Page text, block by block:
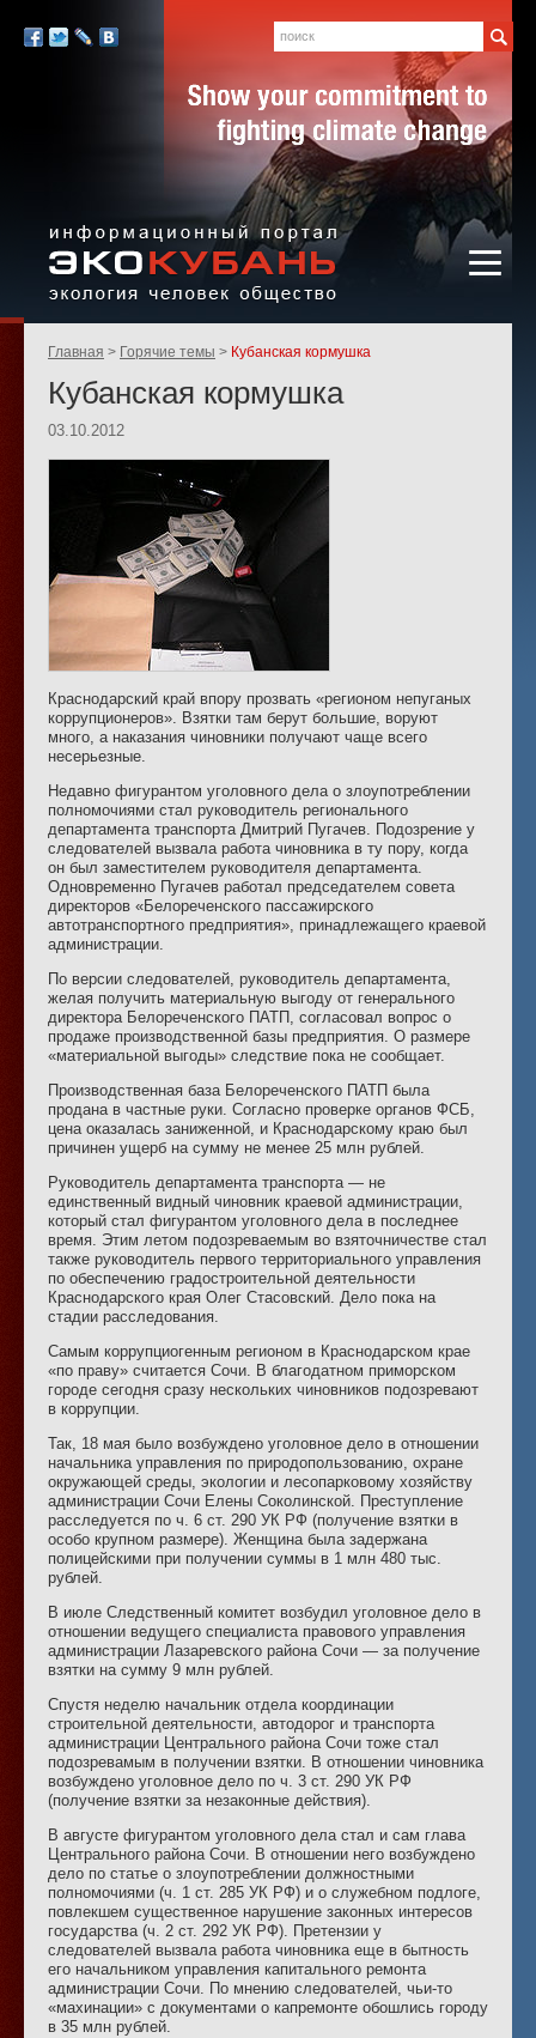
«ЭКО-КУБАНЬ»
человек,
общество
Родительские
Главная Горячие темы Кубанская кормушка
Кубанская кормушка
03.10.2012
Краснодарский край впору прозвать «регионом непуганых
коррупционеров». Взятки там берут большие, воруют
много, а наказания чиновники получают чаще всего
несерьезные.
Недавно фигурантом уголовного дела о злоупотреблении
полномочиями стал руководитель регионального
департамента транспорта Дмитрий Пугачев. Подозрение у
следователей вызвала работа чиновника в ту пору, когда
он был заместителем руководителя департамента.
Одновременно Пугачев работал председателем совета
директоров «Белореченского пассажирского
автотранспортного предприятия», принадлежащего краевой
администрации.
По версии следователей, руководитель департамента,
желая получить материальную выгоду от генерального
директора Белореченского ПАТП, согласовал вопрос о
продаже производственной базы предприятия. О размере
«материальной выгоды» следствие пока не сообщает.
Производственная база Белореченского ПАТП была
продана в частные руки. Согласно проверке органов ФСБ,
цена оказалась заниженной, и Краснодарскому краю был
причинен ущерб на сумму не менее 25 млн рублей.
Руководитель департамента транспорта — не
единственный видный чиновник краевой администрации,
который стал фигурантом уголовного дела в последнее
время. Этим летом подозреваемым во взяточничестве стал
также руководитель первого территориального управления
по обеспечению градостроительной деятельности
Краснодарского края Олег Стасовский. Дело пока на
стадии расследования.
Самым коррупциогенным регионом в Краснодарском крае
«по праву» считается Сочи. В благодатном приморском
городе сегодня сразу нескольких чиновников подозревают
в коррупции.
Так, 18 мая было возбуждено уголовное дело в отношении
начальника управления по природопользованию, охране
окружающей среды, экологии и лесопарковому хозяйству
администрации Сочи Елены Соколинской. Преступление
расследуется по ч. 6 ст. 290 УК РФ (получение взятки в
особо крупном размере). Женщина была задержана
полицейскими при получении суммы в 1 млн 480 тыс.
рублей.
В июле Следственный комитет возбудил уголовное дело в
отношении ведущего специалиста правового управления
администрации Лазаревского района Сочи — за получение
взятки на сумму 9 млн рублей.
Спустя неделю начальник отдела координации
строительной деятельности, автодорог и транспорта
администрации Центрального района Сочи тоже стал
подозревамым в получении взятки. В отношении чиновника
возбуждено уголовное дело по ч. 3 ст. 290 УК РФ
(получение взятки за незаконные действия).
В августе фигурантом уголовного дела стал и сам глава
Центрального района Сочи. В отношении него возбуждено
дело по статье о злоупотреблении должностными
полномочиями (ч. 1 ст. 285 УК РФ) и о служебном подлоге,
повлекшем существенное нарушение законных интересов
государства (ч. 2 ст. 292 УК РФ). Претензии у
следователей вызвала работа чиновника еще в бытность
его начальником управления капитального ремонта
администрации Сочи. По мнению следователей, чьи-то
«махинации» с документами о капремонте обошлись городу
в 35 млн рублей.
Мы
Поиск